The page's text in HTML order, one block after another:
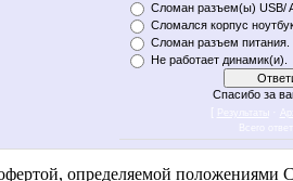
Сломан разъем(ы) USB/
Сломался корпус
Сломан разъем питания.
Не работает динамик(и).
Спасибо за
определяемой положениями